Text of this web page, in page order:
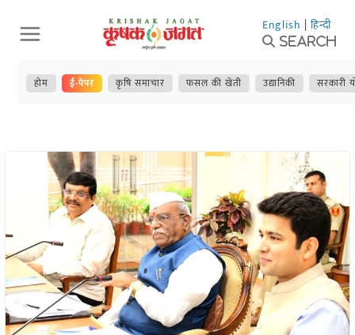
Skip
to
content
English | हिन्दी
Search
होम ई-पेपर कृषि समाचार फसल की खेती उद्यानिकी सरकारी